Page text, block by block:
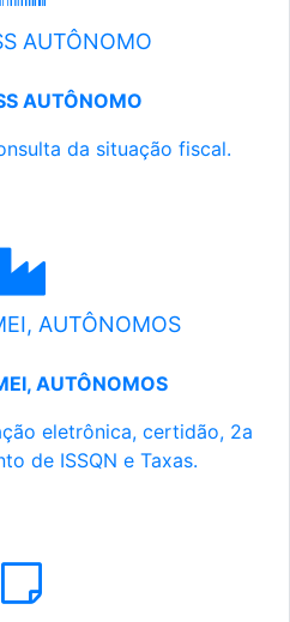
AUTÔNOMO
AUTÔNOMO
da situação fiscal.
AUTÔNOMOS
AUTÔNOMOS
eletrônica, certidão, 2a
de ISSQN e Taxas.